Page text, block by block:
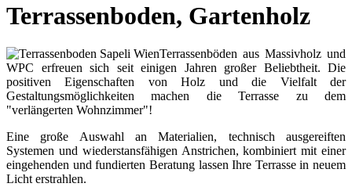
Terrassenboden, Gartenholz
Terrassenböden aus Massivholz und
WPC erfreuen sich seit einigen Jahren großer Beliebtheit. Die
positiven Eigenschaften von Holz und die Vielfalt der
Gestaltungsmöglichkeiten machen die Terrasse zu dem
"verlängerten Wohnzimmer"!
Eine große Auswahl an Materialien, technisch ausgereiften
Systemen und wiederstansfähigen Anstrichen, kombiniert mit einer
eingehenden und fundierten Beratung lassen Ihre Terrasse in neuem
Licht erstrahlen.